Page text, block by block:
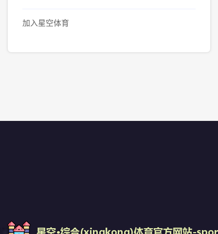
加入星空体育